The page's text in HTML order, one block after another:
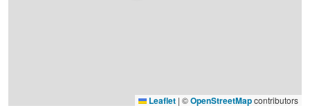
Leaflet | ©OpenStreetMapcontributors